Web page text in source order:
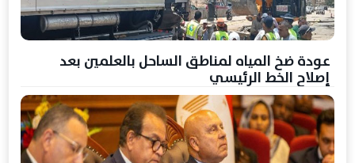
عودة ضخ المياه لمناطق الساحل بالعلمين بعد
إصلاح الخط الرئيسي